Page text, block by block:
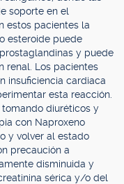
soporte en el
estos pacientes la
esteroide puede
y puede
renal. Los pacientes
insuficiencia cardiaca
esta reacción.
diuréticos y
con Naproxeno
y volver al estado
precaución a
disminuida y
sérica y/o del